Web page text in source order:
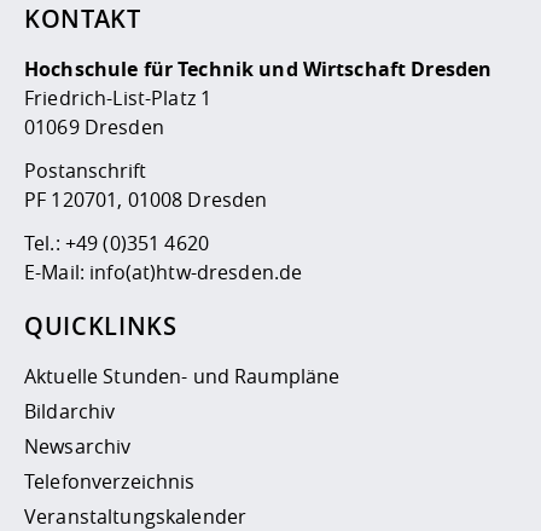
KONTAKT
Hochschule für Technik und Wirtschaft Dresden
Friedrich-List-Platz 1
01069 Dresden
Postanschrift
PF 120701, 01008 Dresden
Tel.: +49 (0)351 4620
E-Mail: info(at)htw-dresden.de
QUICKLINKS
Aktuelle Stunden- und Raumpläne
Bildarchiv
Newsarchiv
Telefonverzeichnis
Veranstaltungskalender